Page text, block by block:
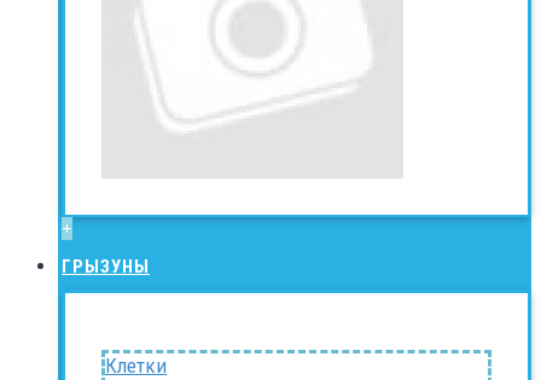
+
ГРЫЗУНЫ
Клетки